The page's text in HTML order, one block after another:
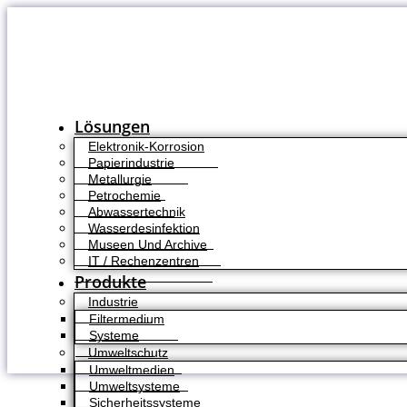
Lösungen
Elektronik-Korrosion
Papierindustrie
Metallurgie
Petrochemie
Abwassertechnik
Wasserdesinfektion
Museen Und Archive
IT / Rechenzentren
Produkte
Industrie
Filtermedium
Systeme
Umweltschutz
Umweltmedien
Umweltsysteme
Sicherheitssysteme